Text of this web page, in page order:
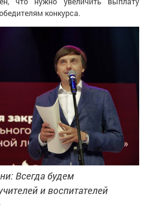
конкурса.
Всегда будем
и воспитателей